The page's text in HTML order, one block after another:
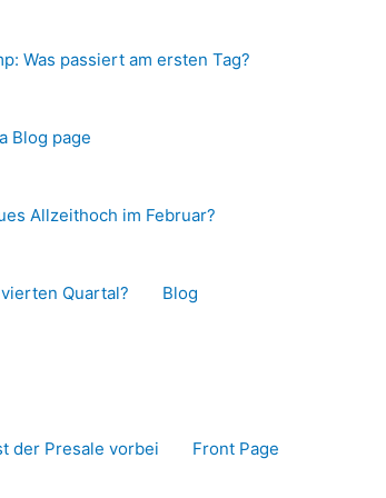
Was passiert am ersten Tag?
a Blog page
Allzeithoch im Februar?
Quartal? Blog
der Presale vorbei Front Page